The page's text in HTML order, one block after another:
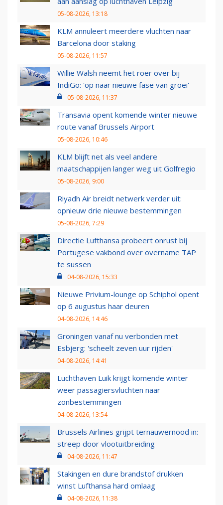
05-08-2026, 13:18
KLM annuleert meerdere vluchten naar
Barcelona door staking
05-08-2026, 11:57
Willie Walsh neemt het roer over bij
IndiGo: 'op naar nieuwe fase van groei'
05-08-2026, 11:37
Transavia opent komende winter nieuwe
route vanaf Brussels Airport
05-08-2026, 10:46
KLM blijft net als veel andere
maatschappijen langer weg uit Golfregio
05-08-2026, 9:00
Riyadh Air breidt netwerk verder uit:
opnieuw drie nieuwe bestemmingen
05-08-2026, 7:29
Directie Lufthansa probeert onrust bij
Portugese vakbond over overname TAP
te sussen
04-08-2026, 15:33
Nieuwe Privium-lounge op Schiphol opent
op 6 augustus haar deuren
04-08-2026, 14:46
Groningen vanaf nu verbonden met
Esbjerg: 'scheelt zeven uur rijden'
04-08-2026, 14:41
Luchthaven Luik krijgt komende winter
weer passagiersvluchten naar
zonbestemmingen
04-08-2026, 13:54
Brussels Airlines grijpt ternauwernood in:
streep door vlootuitbreiding
04-08-2026, 11:47
Stakingen en dure brandstof drukken
winst Lufthansa hard omlaag
04-08-2026, 11:38